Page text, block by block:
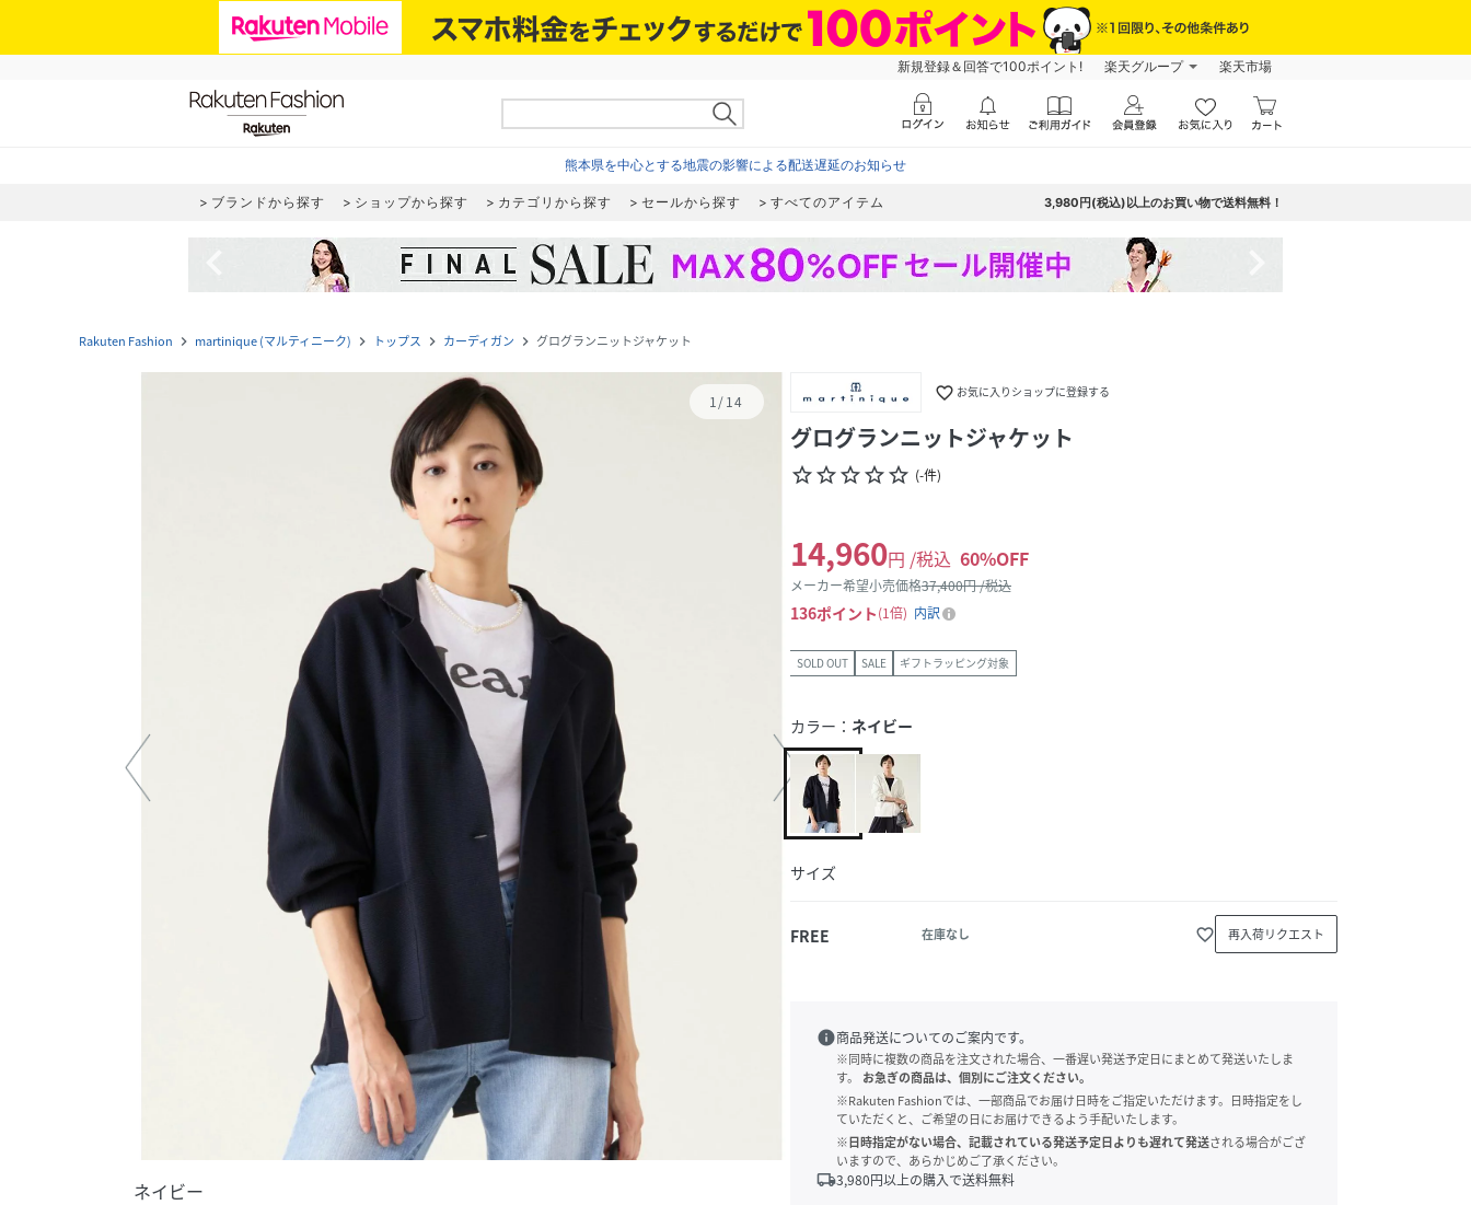
新規登録＆回答で100ポイント! 楽天グループ 楽天市場
熊本県を中心とする地震の影響による配送遅延のお知らせ
ブランドから探す ショップから探す カテゴリから探す セールから探す すべてのアイテム 3,980円(税込)以上のお買い物で送料無料！
Rakuten Fashion navigate_next martinique (マルティニーク) navigate_next トップス navigate_next カーディガン navigate_next グログランニットジャケット
1/14
ネイビー
favorite_border お気に入りショップに登録する
グログランニットジャケット
star_borderstar_borderstar_borderstar_borderstar_border (-件)
14,960円 /税込 60%OFF
メーカー希望小売価格37,400円 /税込
136ポイント 1倍 内訳
SOLD OUT SALE ギフトラッピング対象
カラー： ネイビー
サイズ
FREE 在庫なし favorite_border 再入荷リクエスト
info商品発送についてのご案内です。
※同時に複数の商品を注文された場合、一番遅い発送予定日にまとめて発送いたしま
す。
お急ぎの商品は、個別にご注文ください。
※Rakuten Fashionでは、一部商品でお届け日時をご指定いただけます。日時指定をし
ていただくと、ご希望の日にお届けできるよう手配いたします。
※日時指定がない場合、記載されている発送予定日よりも遅れて発送される場合がござ
いますので、あらかじめご了承ください。
local_shipping3,980円以上の購入で送料無料